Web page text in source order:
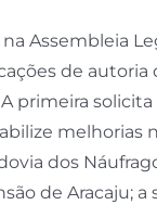
Assembleia
de
A primeira
melhorias
dos
de Aracaju; a